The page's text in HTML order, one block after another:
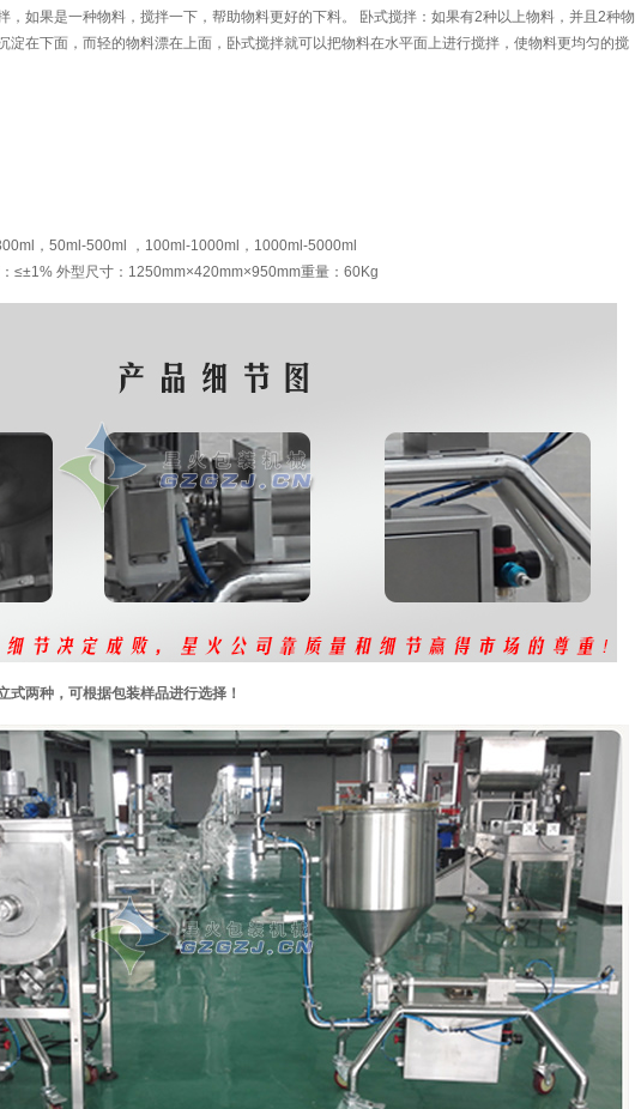
，如果是一种物料，搅拌一下，帮助物料更好的下料。 卧式搅拌：如果有2种以上物料，并且2种物
淀在下面，而轻的物料漂在上面，卧式搅拌就可以把物料在水平面上进行搅拌，使物料更均匀的搅
，50ml-500ml ，100ml-1000ml，1000ml-5000ml
≤±1% 外型尺寸：1250mm×420mm×950mm重量：60Kg
式两种，可根据包装样品进行选择！